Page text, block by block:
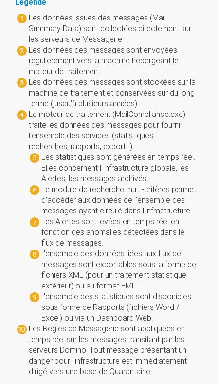
Légende
Les données issues des messages (Mail
Summary Data) sont collectées directement sur
les serveurs de Messagerie.
Les données des messages sont envoyées
régulièrement vers la machine hébergeant le
moteur de traitement.
Les données des messages sont stockées sur la
machine de traitement et conservées sur du long
terme (jusqu'à plusieurs années).
Le moteur de traitement (MailCompliance.exe)
traite les données des messages pour fournir
l'ensemble des services (statistiques,
recherches, rapports, export…).
Les statistiques sont générées en temps réel.
Elles concernent l'Infrastructure globale, les
Alertes, les messages archivés...
Le module de recherche multi-critères permet
d'accéder aux données de l'ensemble des
messages ayant circulé dans l'infrastructure.
Les Alertes sont levées en temps réel en
fonction des anomalies détectées dans le
flux de messages.
L'ensemble des données liées aux flux de
messages sont exportables sous la forme de
fichiers XML (pour un traitement statistique
extérieur) ou au format EML.
L'ensemble des statistiques sont disponibles
sous forme de Rapports (fichiers Word /
Excel) ou via un Dashboard Web.
Les Règles de Messagerie sont appliquées en
temps réel sur les messages transitant par les
serveurs Domino. Tout message présentant un
danger pour l'infrastructure est immédiatement
dirigé vers une base de Quarantaine.